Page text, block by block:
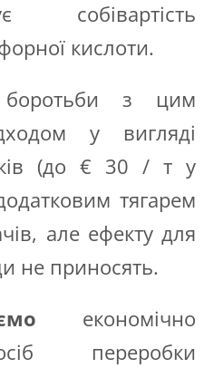
собівартість
кислоти.
боротьби з цим
у вигляді
(до € 30 / т у
тягарем
але ефекту для
не приносять.
економічно
переробки